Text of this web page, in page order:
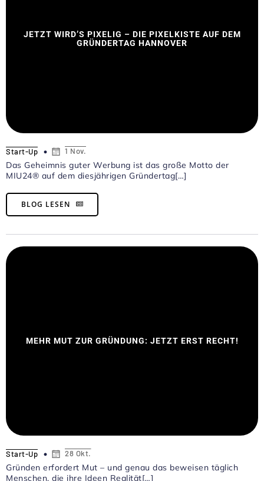
JETZT WIRD’S PIXELIG – DIE PIXELKISTE AUF DEM
GRÜNDERTAG HANNOVER
Start-Up 1 Nov.
Das Geheimnis guter Werbung ist das große Motto der
MIU24® auf dem diesjährigen Gründertag[…]
BLOG LESEN
MEHR MUT ZUR GRÜNDUNG: JETZT ERST RECHT!
Start-Up 28 Okt.
Gründen erfordert Mut – und genau das beweisen täglich
Menschen, die ihre Ideen Realität[…]